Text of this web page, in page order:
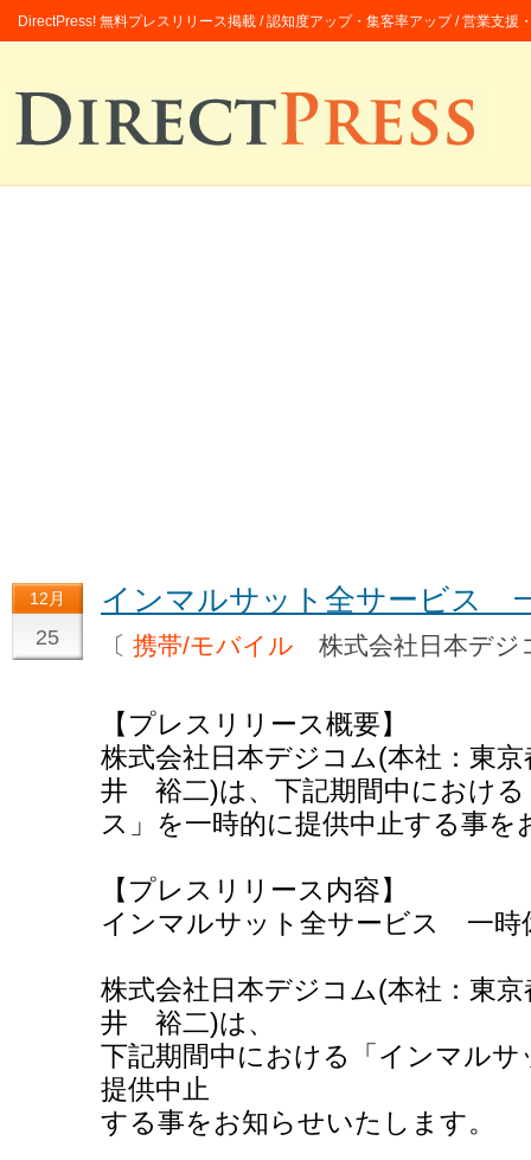
DirectPress! 無料プレスリリース掲載 / 認知度アップ・集客率アップ / 営業支援
12月
25
インマルサット全サービス
〔 携帯/モバイル 株式会社日本デ
【プレスリリース概要】
株式会社日本デジコム(本社：東
井 裕二)は、下記期間中におけ
ス」を一時的に提供中止する事
【プレスリリース内容】
インマルサット全サービス 一時
株式会社日本デジコム(本社：東
井 裕二)は、
下記期間中における「インマル
提供中止
する事をお知らせいたします。